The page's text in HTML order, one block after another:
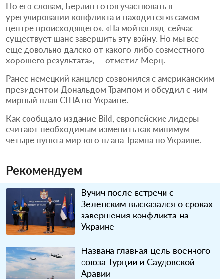
По его словам, Берлин готов участвовать в
урегулировании конфликта и находится «в самом
центре происходящего». «На мой взгляд, сейчас
существует шанс завершить эту войну. Но мы все
еще довольно далеко от какого-либо совместного
хорошего результата», — отметил Мерц.
Ранее немецкий канцлер созвонился с американским
президентом Дональдом Трампом и обсудил с ним
мирный план США по Украине.
Как сообщало издание Bild, европейские лидеры
считают необходимым изменить как минимум
четыре пункта мирного плана Трампа по Украине.
Рекомендуем
Вучич после встречи с
Зеленским высказался о сроках
завершения конфликта на
Украине
Названа главная цель военного
союза Турции и Саудовской
Аравии